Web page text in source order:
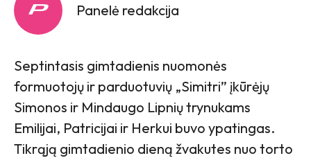
Panelė redakcija
Septintasis gimtadienis nuomonės
formuotojų ir parduotuvių „Simitri” įkūrėjų
Simonos ir Mindaugo Lipnių trynukams
Emilijai, Patricijai ir Herkui buvo ypatingas.
Tikrąją gimtadienio dieną žvakutes nuo torto